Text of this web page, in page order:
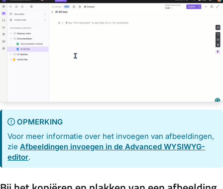
OPMERKING
Voor meer informatie over het invoegen van afbeeldingen,
zieAfbeeldingen invoegen in de Advanced WYSIWYG-
editor.